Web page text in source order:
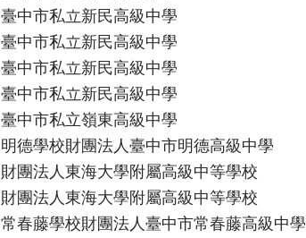
臺中市私立新民高級中學
臺中市私立新民高級中學
臺中市私立新民高級中學
臺中市私立新民高級中學
臺中市私立嶺東高級中學
明德學校財團法人臺中市明德高級中學
財團法人東海大學附屬高級中等學校
財團法人東海大學附屬高級中等學校
常春藤學校財團法人臺中市常春藤高級中學